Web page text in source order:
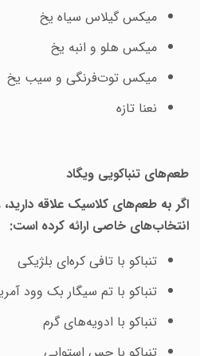
میکس گیلاس سیاه یخ
میکس هلو و انبه یخ
میکس توت‌فرنگی و سیب یخ
نعنا تازه
طعم‌های تنباکویی ویگاد
اگر به طعم‌های کلاسیک علاقه
انتخاب‌های خاصی ارائه کرده است:
تنباکو با تافی کره‌ای بلژیکی
تنباکو با تم سیگار بک وود
تنباکو با ادویه‌های گرم